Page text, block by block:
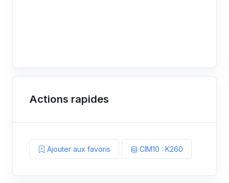
Actions rapides
Ajouter aux favoris CIM10 : K260